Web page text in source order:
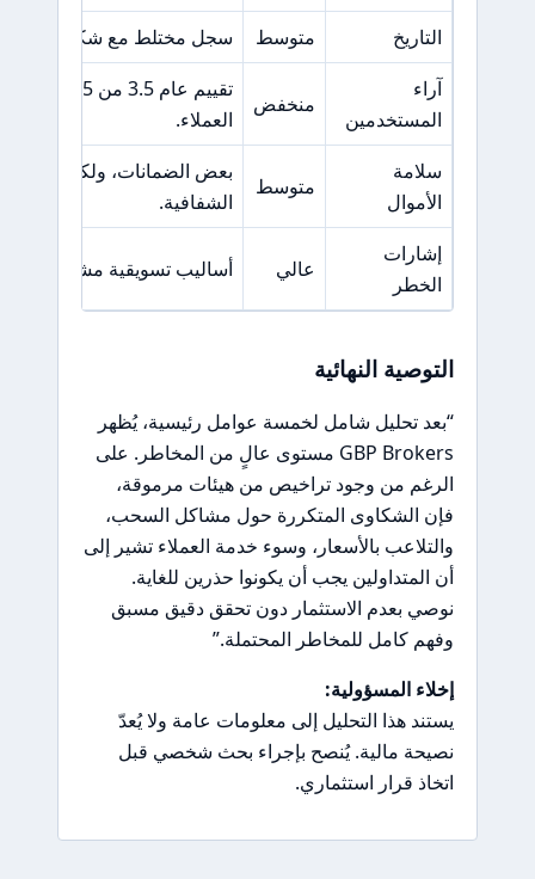
التاريخ
متوسط
سجل مختلط مع شكاوى
آراء
المستخدمين
منخفض
العملاء.
سلامة
الأموال
متوسط
بعض الضمانات، ولكن مع
الشفافية.
إشارات
الخطر
عالي أساليب تسويقية مشبوهة
التوصية النهائية
“بعد تحليل شامل لخمسة عوامل رئيسية، يُظهر
GBP Brokers مستوى عالٍ من المخاطر. على
الرغم من وجود تراخيص من هيئات مرموقة،
فإن الشكاوى المتكررة حول مشاكل السحب،
والتلاعب بالأسعار، وسوء خدمة العملاء تشير إلى
أن المتداولين يجب أن يكونوا حذرين للغاية.
نوصي بعدم الاستثمار دون تحقق دقيق مسبق
وفهم كامل للمخاطر المحتملة.”
إخلاء المسؤولية:
يستند هذا التحليل إلى معلومات عامة ولا يُعدّ
نصيحة مالية. يُنصح بإجراء بحث شخصي قبل
اتخاذ قرار استثماري.